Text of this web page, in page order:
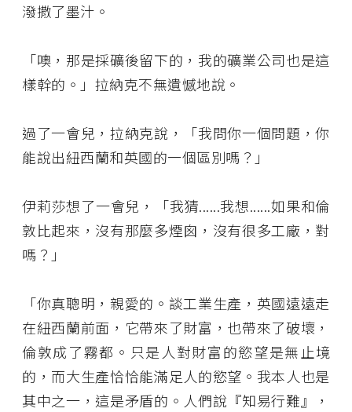
潑撒了墨汁。
「噢，那是採礦後留下的，我的礦業公司也是這
樣幹的。」拉納克不無遺憾地說。
過了一會兒，拉納克說，「我問你一個問題，你
能說出紐西蘭和英國的一個區別嗎？」
伊莉莎想了一會兒，「我猜......我想......如果和倫
敦比起來，沒有那麼多煙囪，沒有很多工廠，對
嗎？」
「你真聰明，親愛的。談工業生產，英國遠遠走
在紐西蘭前面，它帶來了財富，也帶來了破壞，
倫敦成了霧都。只是人對財富的慾望是無止境
的，而大生產恰恰能滿足人的慾望。我本人也是
其中之一，這是矛盾的。人們說『知易行難』，